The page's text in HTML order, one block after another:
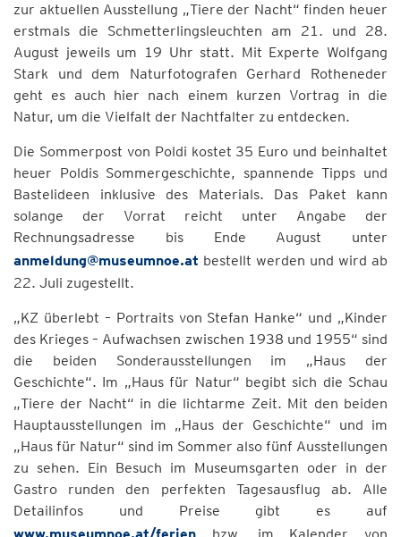
zur aktuellen Ausstellung „Tiere der Nacht“ finden heuer
erstmals die Schmetterlingsleuchten am 21. und 28.
August jeweils um 19 Uhr statt. Mit Experte Wolfgang
Stark und dem Naturfotografen Gerhard Rotheneder
geht es auch hier nach einem kurzen Vortrag in die
Natur, um die Vielfalt der Nachtfalter zu entdecken.
Die Sommerpost von Poldi kostet 35 Euro und beinhaltet
heuer Poldis Sommergeschichte, spannende Tipps und
Bastelideen inklusive des Materials. Das Paket kann
solange der Vorrat reicht unter Angabe der
Rechnungsadresse bis Ende August unter
anmeldung@museumnoe.at bestellt werden und wird ab
22. Juli zugestellt.
„KZ überlebt – Portraits von Stefan Hanke“ und „Kinder
des Krieges – Aufwachsen zwischen 1938 und 1955“ sind
die beiden Sonderausstellungen im „Haus der
Geschichte“. Im „Haus für Natur“ begibt sich die Schau
„Tiere der Nacht“ in die lichtarme Zeit. Mit den beiden
Hauptausstellungen im „Haus der Geschichte“ und im
„Haus für Natur“ sind im Sommer also fünf Ausstellungen
zu sehen. Ein Besuch im Museumsgarten oder in der
Gastro runden den perfekten Tagesausflug ab. Alle
Detailinfos und Preise gibt es auf